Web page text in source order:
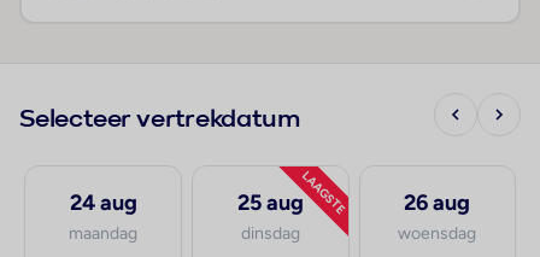
Selecteer vertrekdatum
24 aug
maandag
LAAGSTE
25 aug
dinsdag
26 aug
woensdag